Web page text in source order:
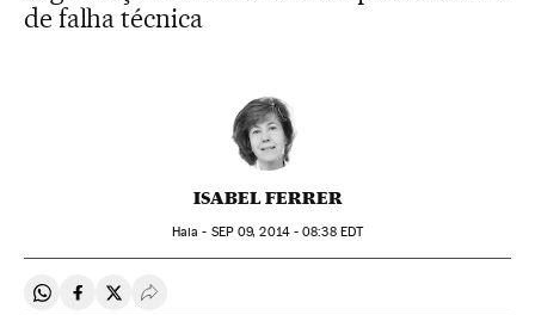
de falha técnica
ISABEL FERRER
Haia - SEP09, 2014 - 08:38EDT
Compartir en Whatsapp
Compartir en Facebook
Compartir en Twitter
Desplegar Redes Sociales